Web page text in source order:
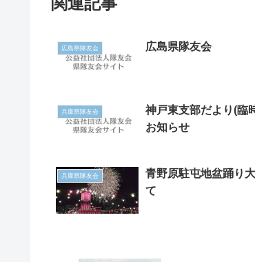
広島県隊友会 広島県隊友会
兵庫県隊友会
神戸東支部だより(臨
お知らせ
兵庫県隊友会
青野原駐屯地盆踊り
て